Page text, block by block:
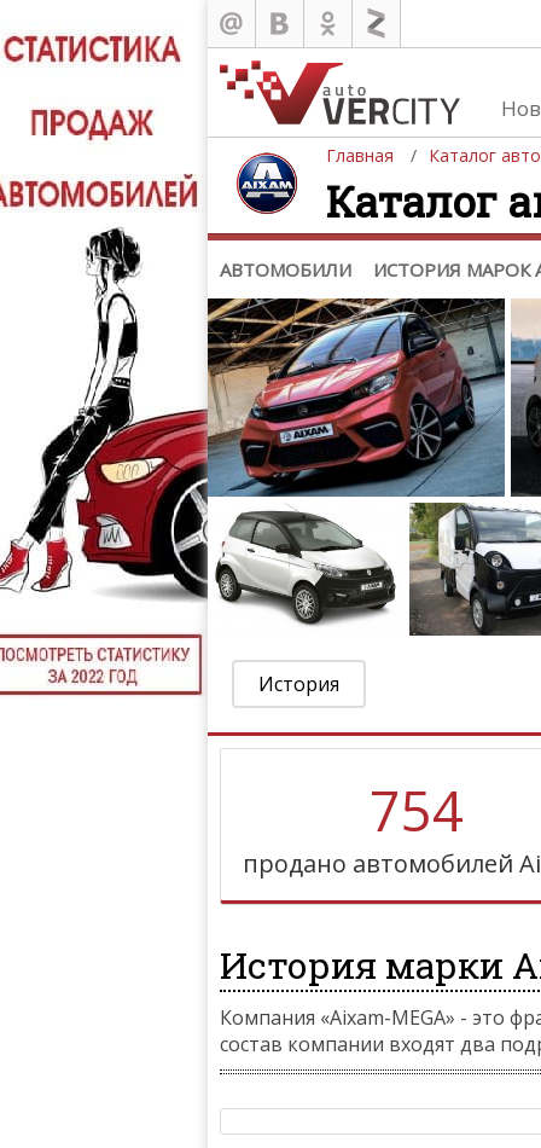
Главная Каталог
Каталог
АВТОМОБИЛИ ИСТОРИЯ МАРОК
Каталог
Автомобили
История марок автомобилей
История
754
продано автомобилей
История марки
Компания «Aixam-MEGA» - это
состав компании входят два